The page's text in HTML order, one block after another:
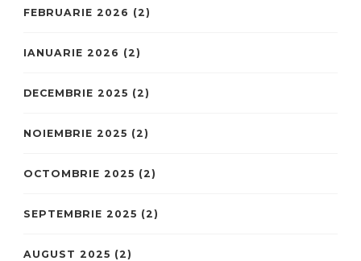
FEBRUARIE 2026 (2)
IANUARIE 2026 (2)
DECEMBRIE 2025 (2)
NOIEMBRIE 2025 (2)
OCTOMBRIE 2025 (2)
SEPTEMBRIE 2025 (2)
AUGUST 2025 (2)